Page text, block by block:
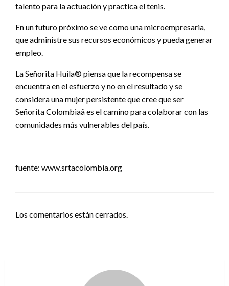
talento para la actuación y practica el tenis.
En un futuro próximo se ve como una microempresaria,
que administre sus recursos económicos y pueda generar
empleo.
La Señorita Huila® piensa que la recompensa se
encuentra en el esfuerzo y no en el resultado y se
considera una mujer persistente que cree que ser
Señorita Colombiaâ es el camino para colaborar con las
comunidades más vulnerables del país.
fuente: www.srtacolombia.org
Los comentarios están cerrados.